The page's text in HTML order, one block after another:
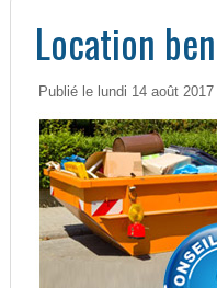
Location
Publié le lundi 14 août 2017